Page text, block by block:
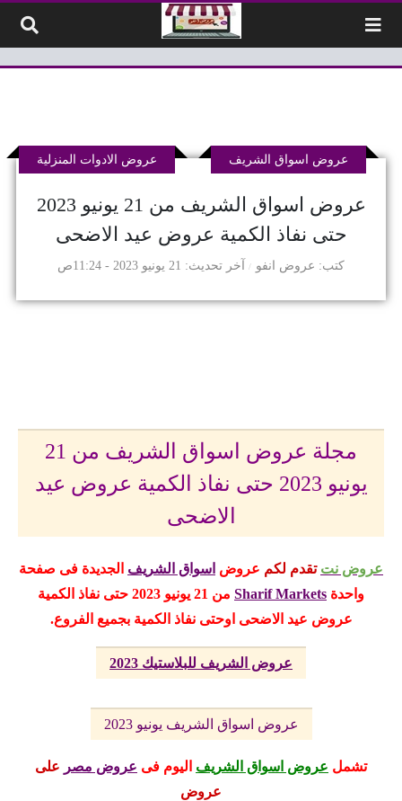
عروض اسواق الشريف من 21 يونيو 2023
حتى نفاذ الكمية عروض عيد الاضحى
كتب عروض انفو
عروض اسواق الشريف عروض الادوات المنزلية
آخر تحديث 21 يونيو 2023 - 11:24ص
مجلة عروض اسواق الشريف من 21
يونيو 2023 حتى نفاذ الكمية عروض عيد
الاضحى
عروض نت تقدم لكم عروض اسواق الشريف الجديدة فى صفحة
واحدة Sharif Markets
من 21 يونيو 2023 حتى نفاذ الكمية
عروض عيد الاضحى اوحتى نفاذ الكمية بجميع الفروع.
عروض الشريف للبلاستيك 2023
عروض اسواق الشريف يونيو 2023
تشمل عروض اسواق الشريف اليوم فى عروض مصر على
عروض